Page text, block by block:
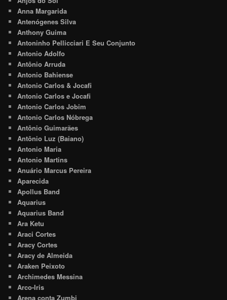
Anna Margarida
Antenógenes Silva
Anthony Guima
Antoninho Pellicciari E Seu Conjunto
Antonio Adolfo
Antônio Arruda
Antonio Bahiense
Antonio Carlos & Jocafi
Antonio Carlos e Jocafi
Antonio Carlos Jobim
Antonio Carlos Nóbrega
Antônio Guimarães
Antônio Luz (Baiano)
Antonio Maria
Antonio Martins
Anuário Marcus Pereira
Aparecida
Apollus Band
Aquarius
Aquarius Band
Ara Ketu
Araci Cortes
Aracy Cortes
Aracy de Almeida
Araken Peixoto
Archimedes Messina
Arco-Iris
Arena conta Zumbi